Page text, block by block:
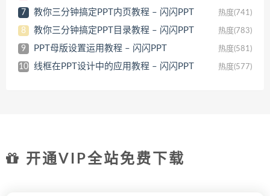
7 教你三分钟搞定PPT内页教程 – 闪闪PPT 热度(741)
8 教你三分钟搞定PPT目录教程 – 闪闪PPT 热度(783)
9 PPT母版设置运用教程 – 闪闪PPT 热度(581)
10 线框在PPT设计中的应用教程 – 闪闪PPT 热度(577)
开通VIP全站免费下载